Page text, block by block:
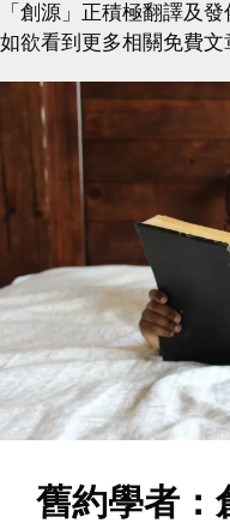
「創源」正積極翻譯及
如欲看到更多相關免費
舊約學者：